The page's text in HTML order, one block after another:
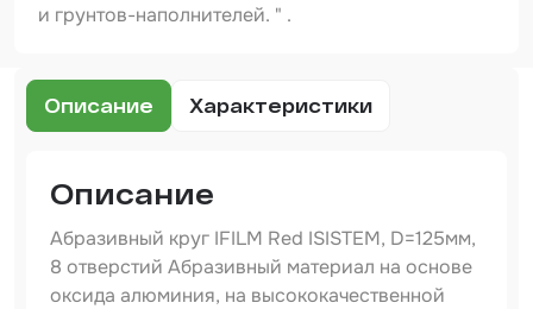
и грунтов-наполнителей. " .
Описание Характеристики
Описание
Абразивный круг IFILM Red ISISTEM, D=125мм,
8 отверстий Абразивный материал на основе
оксида алюминия, на высококачественной